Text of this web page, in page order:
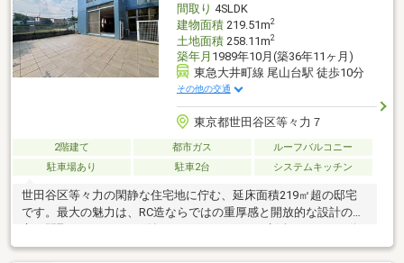
間取り 4SLDK
建物面積219.51m2
土地面積258.11m2
築年月 1989年10月(築36年11ヶ月)
東急大井町線 尾山台駅 徒歩10分
その他の交通
東京都世田谷区等々力７
2階建て 都市ガス
ルーフバルコニー
駐車場あり
駐車2台 システムキッチン
世田谷区等々力の閑静な住宅地に佇む、延床面積219㎡超の邸宅
です。最大の魅力は、RC造ならではの重厚感と開放的な設計の両
線です。リビングからフラットに繋がる大型テラスやルーフバル